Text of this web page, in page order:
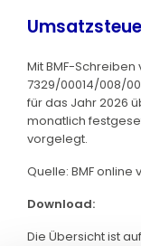
Mit BMF-Schreiben
7329/00014/008/
für das Jahr 2026
monatlich
vorgelegt.
Quelle: BMF online
Download:
Die Übersicht ist